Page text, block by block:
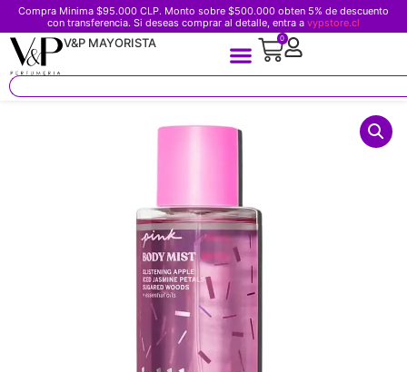
Compra Minima $95.000 CLP. Monto sobre $500.000 obten 5% de descuento
con transferencia. Si deseas comprar al detalle, entra a vypstore.cl
V&P MAYORISTA 0